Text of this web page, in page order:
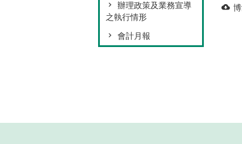
辦理政策及業務宣導
之執行情形
會計月報